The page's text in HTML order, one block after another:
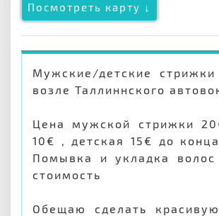
Посмотреть карту ↓
Мужские/детские
возле Таллиннского
Цена мужской стрижки
10€ , детская 15€ до
Помывка и укладка волос
стоимость
Обещаю сделать